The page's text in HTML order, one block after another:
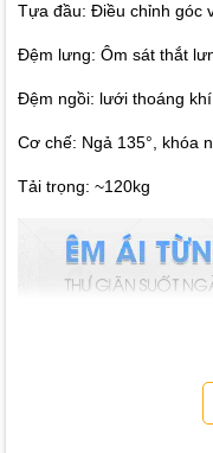
Tựa đầu: Điều chỉnh góc
Đệm lưng: Ôm sát thắt
Đệm ngồi: lưới thoáng khí
Cơ chế: Ngả 135°, khóa
Tải trọng: ~120kg